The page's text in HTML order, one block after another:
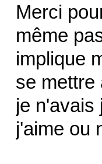
Merci
même
implique
se mettre
je n'avais
j'aime ou